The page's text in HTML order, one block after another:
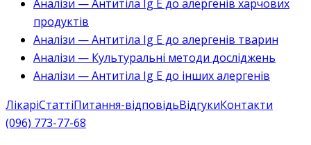
Аналізи — Антитіла Ig E до алергенів харчових
продуктів
Аналізи — Антитіла Ig E до алергенів тварин
Аналізи — Культуральні методи досліджень
Аналізи — Антитіла Ig E до інших алергенів
ЛікаріСтаттіПитання-відповідьВідгукиКонтакти
(096) 773-77-68